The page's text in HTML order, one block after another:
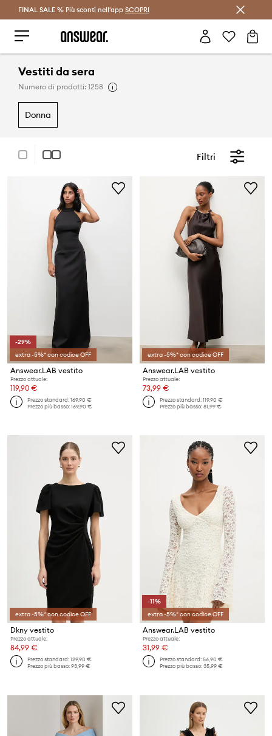
Risparmia con Answear Club >
FINAL SALE % Più sconti nell'app SCOPRI
Vestiti da sera
Numero di prodotti: 1258
donna
Filtri
-29%
extra -5%* con codice OFF
Answear.LAB vestito
Prezzo attuale:
119,90 €
Prezzo standard:169,90 €
Prezzo più basso:169,90 €
extra -5%* con codice OFF
Answear.LAB vestito
Prezzo attuale:
73,99 €
Prezzo standard:119,90 €
Prezzo più basso:81,99 €
extra -5%* con codice OFF
Dkny vestito
Prezzo attuale:
84,99 €
Prezzo standard:129,90 €
Prezzo più basso:93,99 €
-11%
extra -5%* con codice OFF
Answear.LAB vestito
Prezzo attuale:
31,99 €
Prezzo standard:56,90 €
Prezzo più basso:35,99 €